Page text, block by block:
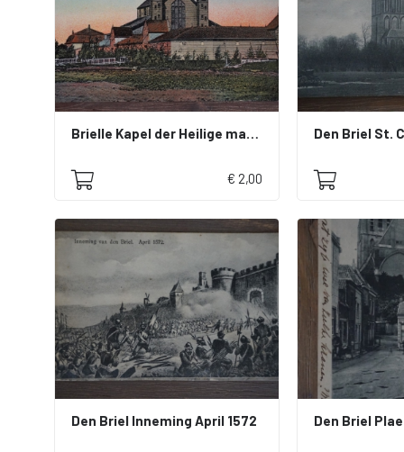
Brielle Kapel der Heilige martelaren van Gorkum
€ 2,00
Den Briel St.
Den Briel Inneming April 1572